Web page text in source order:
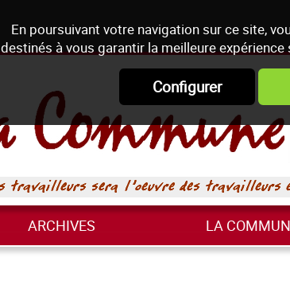
En poursuivant votre navigation sur ce site,
destinés à vous garantir la meilleure
Configurer
ARCHIVES LA